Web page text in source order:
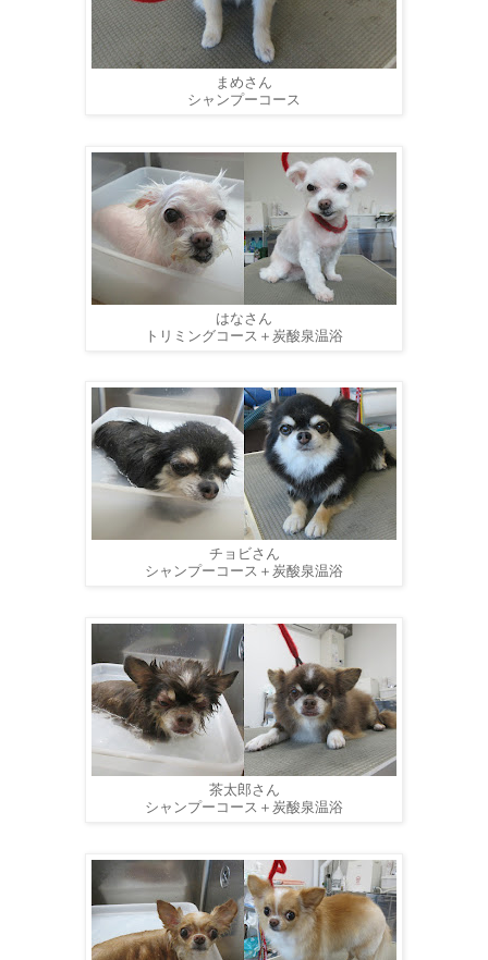
まめさん
シャンプーコース
はなさん
トリミングコース＋炭酸泉温浴
チョビさん
シャンプーコース＋炭酸泉温浴
茶太郎さん
シャンプーコース＋炭酸泉温浴